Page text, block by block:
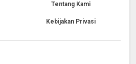
Tentang Kami
Kebijakan Privasi